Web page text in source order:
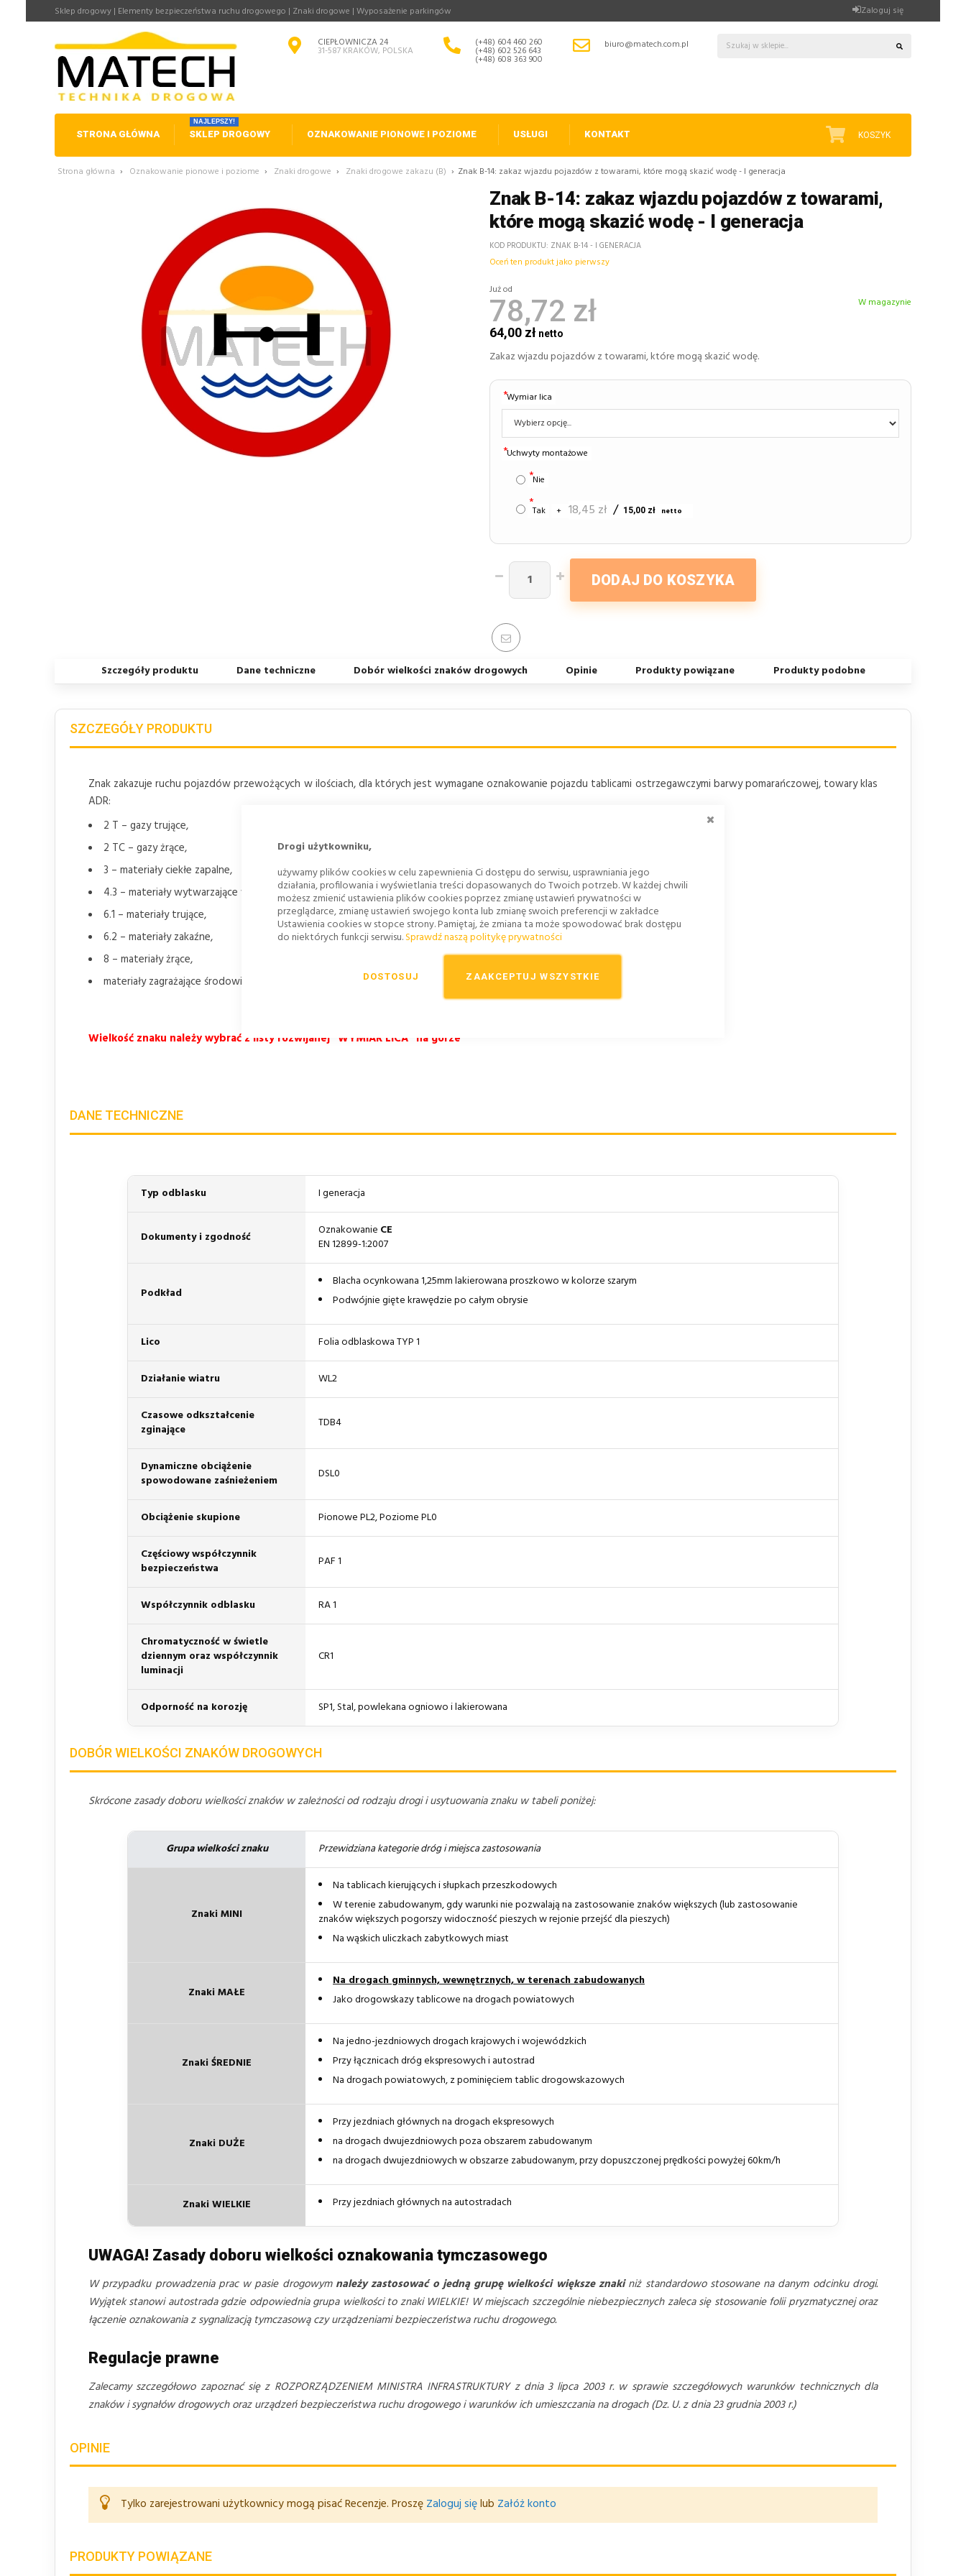
Drogi użytkowniku,
używamy plików cookies w celu zapewnienia Ci dostępu do serwisu, usprawniania jego
działania, profilowania i wyświetlania treści dopasowanych do Twoich potrzeb. W każdej chwili
możesz zmienić ustawienia plików cookies poprzez zmianę ustawień prywatności w
przeglądarce, zmianę ustawień swojego konta lub zmianę swoich preferencji w zakładce
Ustawienia cookies w stopce strony. Pamiętaj, że zmiana ta może spowodować brak dostępu
do niektórych funkcji serwisu.Sprawdź naszą politykę prywatności
ZAAKCEPTUJ WSZYSTKIE
DOSTOSUJ
Sklep drogowy | Elementy bezpieczeństwa ruchu drogowego | Znaki drogowe | Wyposażenie parkingów Zaloguj się
CIEPŁOWNICZA 24
31-587 KRAKÓW, POLSKA
(+48) 604 460 260
(+48) 602 526 643
(+48) 608 363 900
biuro@matech.com.pl
STRONA GŁÓWNA SKLEP DROGOWY
NAJLEPSZY!
OZNAKOWANIE PIONOWE I POZIOME USŁUGI KONTAKT KOSZYK
Strona główna › Oznakowanie pionowe i poziome › Znaki drogowe › Znaki drogowe zakazu (B) › Znak B-14: zakaz wjazdu pojazdów z towarami, które mogą skazić wodę - I generacja
Znak B-14: zakaz wjazdu pojazdów z towarami,
które mogą skazić wodę - I generacja
KOD PRODUKTU ZNAK B-14 - I GENERACJA
Oceń ten produkt jako pierwszy
Już od
78,72 zł
64,00 zł
W magazynie
Zakaz wjazdu pojazdów z towarami, które mogą skazić wodę.
Wymiar lica
Uchwyty montażowe
Nie
Tak + 18,45 zł 15,00 zł
DODAJ DO KOSZYKA
Szczegóły produktu Dane techniczne Dobór wielkości znaków drogowych Opinie Produkty powiązane Produkty podobne
SZCZEGÓŁY PRODUKTU
Znak zakazuje ruchu pojazdów przewożących w ilościach, dla których jest wymagane oznakowanie pojazdu tablicami ostrzegawczymi barwy pomarańczowej, towary klas
ADR:
2 T – gazy trujące,
2 TC – gazy żrące,
3 – materiały ciekłe zapalne,
4.3 – materiały wytwarzające w zetknięciu z wodą gazy palne,
6.1 – materiały trujące,
6.2 – materiały zakaźne,
8 – materiały żrące,
materiały zagrażające środowisku klasy 9.
Wielkość znaku należy wybrać z listy rozwijanej "WYMIAR LICA" na górze
DANE TECHNICZNE
Typ odblasku I generacja
Dokumenty i zgodność Oznakowanie CE
EN 12899-1:2007
Podkład
Blacha ocynkowana 1,25mm lakierowana proszkowo w kolorze szarym
Podwójnie gięte krawędzie po całym obrysie
Lico Folia odblaskowa TYP 1
Działanie wiatru WL2
Czasowe odkształcenie
zginające
TDB4
Dynamiczne obciążenie
spowodowane zaśnieżeniem
DSL0
Obciążenie skupione Pionowe PL2, Poziome PL0
Częściowy współczynnik
bezpieczeństwa
PAF 1
Współczynnik odblasku RA 1
Chromatyczność w świetle
dziennym oraz współczynnik
luminacji
CR1
Odporność na korozję SP1, Stal, powlekana ogniowo i lakierowana
DOBÓR WIELKOŚCI ZNAKÓW DROGOWYCH
Skrócone zasady doboru wielkości znaków w zależności od rodzaju drogi i usytuowania znaku w tabeli poniżej:
Grupa wielkości znaku Przewidziana kategorie dróg i miejsca zastosowania
Znaki MINI
Na tablicach kierujących i słupkach przeszkodowych
W terenie zabudowanym, gdy warunki nie pozwalają na zastosowanie znaków większych (lub zastosowanie
znaków większych pogorszy widoczność pieszych w rejonie przejść dla pieszych)
Na wąskich uliczkach zabytkowych miast
Znaki MAŁE
Na drogach gminnych, wewnętrznych, w terenach zabudowanych
Jako drogowskazy tablicowe na drogach powiatowych
Znaki ŚREDNIE
Na jedno-jezdniowych drogach krajowych i wojewódzkich
Przy łącznicach dróg ekspresowych i autostrad
Na drogach powiatowych, z pominięciem tablic drogowskazowych
Znaki DUŻE
Przy jezdniach głównych na drogach ekspresowych
na drogach dwujezdniowych poza obszarem zabudowanym
na drogach dwujezdniowych w obszarze zabudowanym, przy dopuszczonej prędkości powyżej 60km/h
Znaki WIELKIE Przy jezdniach głównych na autostradach
UWAGA! Zasady doboru wielkości oznakowania tymczasowego
W przypadku prowadzenia prac w pasie drogowym należy zastosować o jedną grupę wielkości większe znakiniż standardowo stosowane na danym odcinku drogi.
Wyjątek stanowi autostrada gdzie odpowiednia grupa wielkości to znaki WIELKIE! W miejscach szczególnie niebezpiecznych zaleca się stosowanie folii pryzmatycznej oraz
łączenie oznakowania z sygnalizacją tymczasową czy urządzeniami bezpieczeństwa ruchu drogowego.
Regulacje prawne
Zalecamy szczegółowo zapoznać się z ROZPORZĄDZENIEM MINISTRA INFRASTRUKTURY z dnia 3 lipca 2003 r. w sprawie szczegółowych warunków technicznych dla
znaków i sygnałów drogowych oraz urządzeń bezpieczeństwa ruchu drogowego i warunków ich umieszczania na drogach (Dz. U. z dnia 23 grudnia 2003 r.)
OPINIE
Tylko zarejestrowani użytkownicy mogą pisać Recenzje. Proszę Zaloguj sięlub Załóż konto
PRODUKTY POWIĄZANE